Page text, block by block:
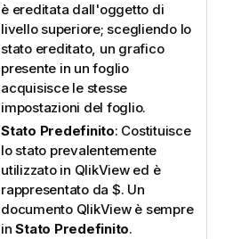
è ereditata dall'oggetto di
livello superiore; scegliendo lo
stato ereditato, un grafico
presente in un foglio
acquisisce le stesse
impostazioni del foglio.
Stato Predefinito: Costituisce
lo stato prevalentemente
utilizzato in QlikView ed è
rappresentato da $. Un
documento QlikView è sempre
inStato Predefinito.